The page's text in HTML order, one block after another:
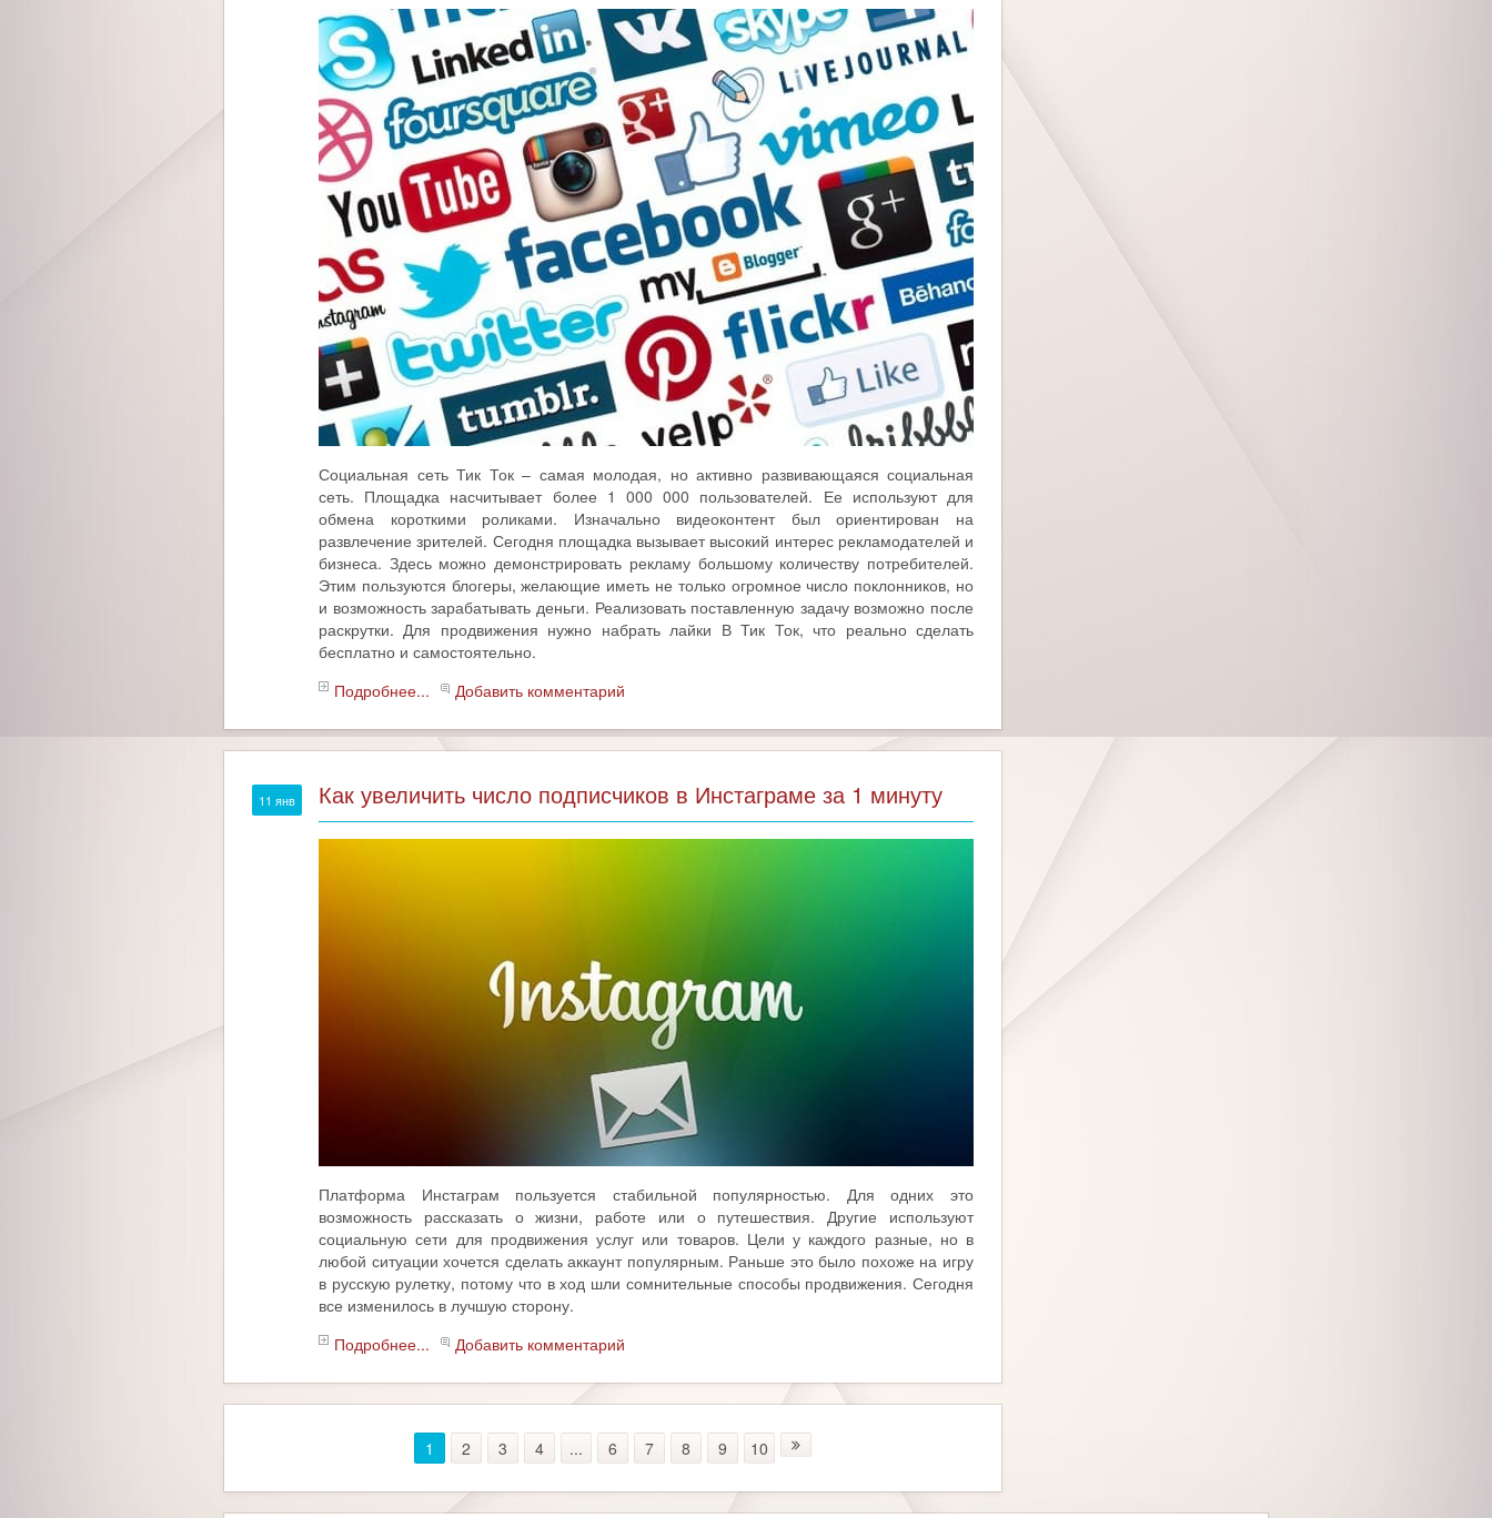
Социальная сеть Тик Ток – самая молодая, но активно развивающаяся социальная
сеть. Площадка насчитывает более 1 000 000 пользователей. Ее используют для
обмена короткими роликами. Изначально видеоконтент был ориентирован на
развлечение зрителей. Сегодня площадка вызывает высокий интерес рекламодателей и
бизнеса. Здесь можно демонстрировать рекламу большому количеству потребителей.
Этим пользуются блогеры, желающие иметь не только огромное число поклонников, но
и возможность зарабатывать деньги. Реализовать поставленную задачу возможно после
раскрутки. Для продвижения нужно набрать лайки В Тик Ток, что реально сделать
бесплатно и самостоятельно.
Подробнее...
Добавить комментарий
11 янв Как увеличить число подписчиков в Инстаграме за 1 минуту
Платформа Инстаграм пользуется стабильной популярностью. Для одних это
возможность рассказать о жизни, работе или о путешествия. Другие используют
социальную сети для продвижения услуг или товаров. Цели у каждого разные, но в
любой ситуации хочется сделать аккаунт популярным. Раньше это было похоже на игру
в русскую рулетку, потому что в ход шли сомнительные способы продвижения. Сегодня
все изменилось в лучшую сторону.
Подробнее...
Добавить комментарий
1 2 3 4 ... 6 7 8 9 10